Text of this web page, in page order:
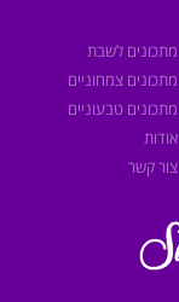
מתכונים לשבת
מתכונים צמחוניים
מתכונים טבעוניים
אודות
צור קשר